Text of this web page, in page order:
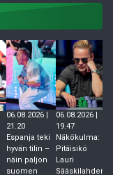
06.08.2026 |
21.20
Espanja teki
hyvän tilin –
näin paljon
suomen
06.08.2026 |
19.47
Näkökulma:
Pitäisikö
Lauri
Sääskilahden